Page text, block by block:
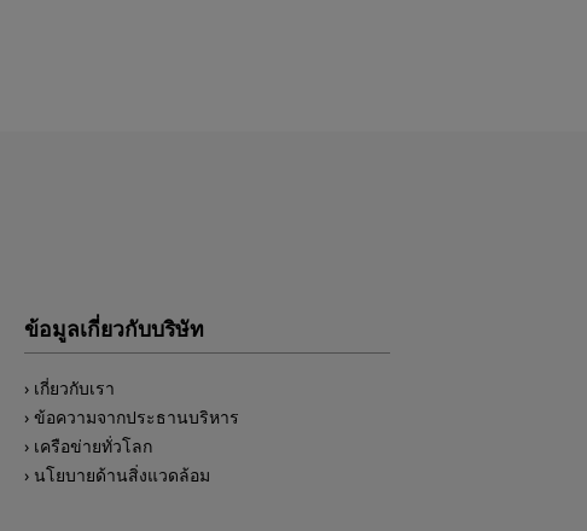
ข้อมูลเกี่ยวกับบริษัท
เกี่ยวกับเรา
ข้อความจากประธานบริหาร
เครือข่ายทั่วโลก
นโยบายด้านสิ่งแวดล้อม